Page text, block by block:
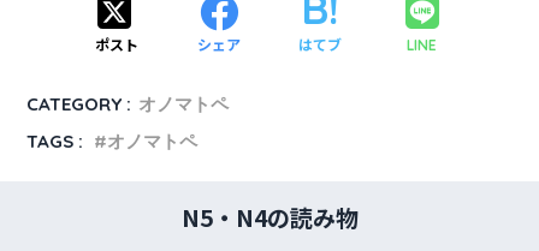
ポスト シェア はてブ LINE
CATEGORY : オノマトペ
TAGS :
オノマトペ
N5・N4の読み物